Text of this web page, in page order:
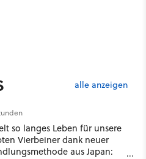
alle anzeigen
so langes Leben für unsere
Vierbeiner dank neuer
aus Japan: